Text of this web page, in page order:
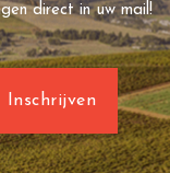
direct in uw mail!